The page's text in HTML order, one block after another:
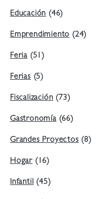
Educación(46)
Emprendimiento(24)
Feria (51)
Ferias(5)
Fiscalización(73)
Gastronomía(66)
Grandes Proyectos(8)
Hogar (16)
Infantil(45)